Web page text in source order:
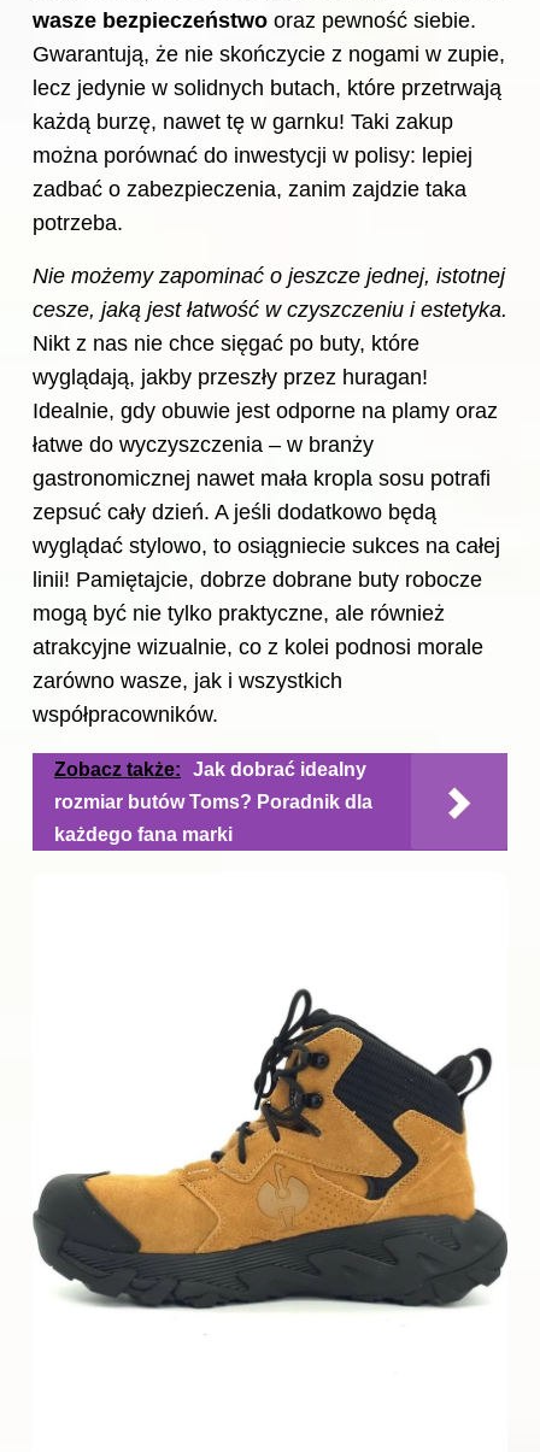
wasze bezpieczeństwo oraz pewność siebie.
Gwarantują, że nie skończycie z nogami w zupie,
lecz jedynie w solidnych butach, które przetrwają
każdą burzę, nawet tę w garnku! Taki zakup
można porównać do inwestycji w polisy: lepiej
zadbać o zabezpieczenia, zanim zajdzie taka
potrzeba.
Nie możemy zapominać o jeszcze jednej, istotnej
cesze, jaką jest łatwość w czyszczeniu i estetyka.
Nikt z nas nie chce sięgać po buty, które
wyglądają, jakby przeszły przez huragan!
Idealnie, gdy obuwie jest odporne na plamy oraz
łatwe do wyczyszczenia – w branży
gastronomicznej nawet mała kropla sosu potrafi
zepsuć cały dzień. A jeśli dodatkowo będą
wyglądać stylowo, to osiągniecie sukces na całej
linii! Pamiętajcie, dobrze dobrane buty robocze
mogą być nie tylko praktyczne, ale również
atrakcyjne wizualnie, co z kolei podnosi morale
zarówno wasze, jak i wszystkich
współpracowników.
Zobacz także:
Jak dobrać idealny
rozmiar butów Toms? Poradnik dla
każdego fana marki